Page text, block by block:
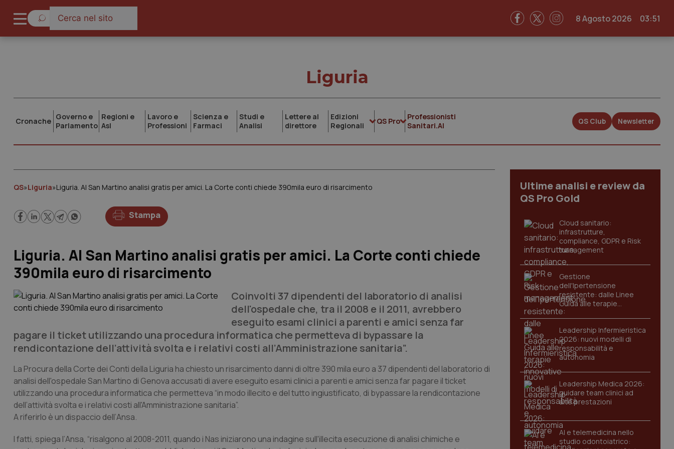
8 Agosto 2026 03:51
Liguria
Cronache Governo e
Parlamento
Regioni e
Asl
Lavoro e
Professioni
Scienza e
Farmaci
Studi e
Analisi
Lettere al
direttore
Edizioni
Regionali
QS Pro
Professionisti
Sanitari.AI
QS Club Newsletter
QS»Liguria»Liguria. Al San Martino analisi gratis per amici. La Corte conti chiede 390mila euro di risarcimento
Stampa
Liguria. Al San Martino analisi gratis per amici. La Corte conti chiede
390mila euro di risarcimento
Coinvolti 37 dipendenti del laboratorio di analisi
dell'ospedale che, tra il 2008 e il 2011, avrebbero
eseguito esami clinici a parenti e amici senza far
pagare il ticket utilizzando una procedura informatica che permetteva di bypassare la
rendicontazione dell’attività svolta e i relativi costi all’Amministrazione sanitaria”.
La Procura della Corte dei Conti della Liguria ha chiesto un risarcimento danni di oltre 390 mila euro a 37 dipendenti del laboratorio di
analisi dell'ospedale San Martino di Genova accusati di avere eseguito esami clinici a parenti e amici senza far pagare il ticket
utilizzando una procedura informatica che permetteva “in modo illecito e del tutto ingiustificato, di bypassare la rendicontazione
dell’attività svolta e i relativi costi all'Amministrazione sanitaria”.
A riferirlo è un dispaccio dell’Ansa.
I fatti, spiega l’Ansa, “risalgono al 2008-2011, quando i Nas iniziarono una indagine sull'illecita esecuzione di analisi chimiche e
Ultime analisi e review da
QS Pro Gold
Cloud sanitario:
infrastrutture,
compliance, GDPR e Risk
management
Gestione
dell'Ipertensione
resistente: dalle Linee
Guida alle terapie
innovative
Leadership Infermieristica
2026: nuovi modelli di
responsabilità e
autonomia
Leadership Medica 2026:
guidare team clinici ad
alte prestazioni
AI e telemedicina nello
studio odontoiatrico: